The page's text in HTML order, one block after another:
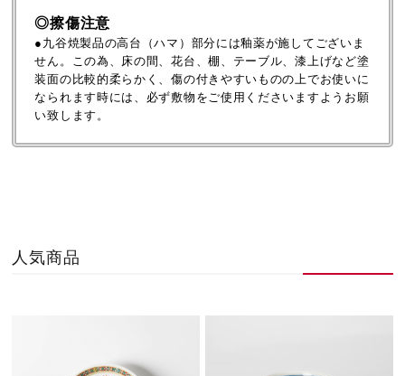
◎擦傷注意
●九谷焼製品の高台（ハマ）部分には釉薬が施してございま
せん。この為、床の間、花台、棚、テーブル、漆上げなど塗
装面の比較的柔らかく、傷の付きやすいものの上でお使いに
なられます時には、必ず敷物をご使用くださいますようお願
い致します。
人気商品